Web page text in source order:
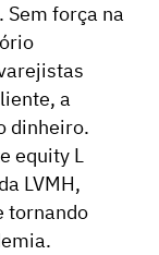
Sem força na
a
dinheiro.
equity L
LVMH,
tornando